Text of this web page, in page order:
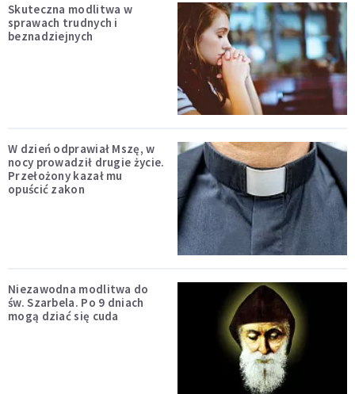
Skuteczna modlitwa w
sprawach trudnych i
beznadziejnych
W dzień odprawiał Mszę, w
nocy prowadził drugie życie.
Przełożony kazał mu
opuścić zakon
Niezawodna modlitwa do
św. Szarbela. Po 9 dniach
mogą dziać się cuda